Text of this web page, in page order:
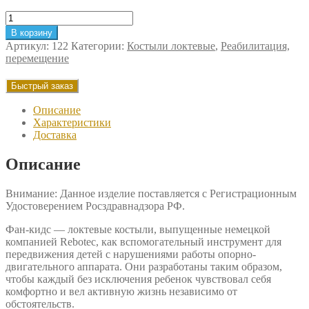
Количество
товара
Костыль
локтевой
Фан-
кидс
В корзину
Артикул: 122 Категории: Костыли локтевые, Реабилитация,
перемещение
Быстрый заказ
Описание
Характеристики
Доставка
Описание
Внимание: Данное изделие поставляется с Регистрационным
Удостоверением Росздравнадзора РФ.
Фан-кидс — локтевые костыли, выпущенные немецкой
компанией Rebotec, как вспомогательный инструмент для
передвижения детей с нарушениями работы опорно-
двигательного аппарата. Они разработаны таким образом,
чтобы каждый без исключения ребенок чувствовал себя
комфортно и вел активную жизнь независимо от
обстоятельств.